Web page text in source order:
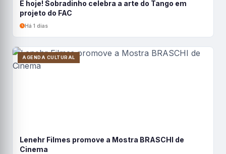
É hoje! Sobradinho celebra a arte do Tango em
projeto do FAC
Há 1 dias
AGENDA CULTURAL
Lenehr Filmes promove a Mostra BRASCHI de
Cinema